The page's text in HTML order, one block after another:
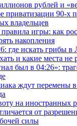
рублей и
приватизации 90-х
владельцев
игры: как
накопления
где искать грибы в
и какие места не
был в 04:26»:
ждут перемены
на иностранных
от
силы